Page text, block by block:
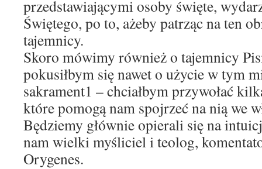
przedstawiającymi osoby święte,
Świętego, po to, ażeby patrząc na ten
tajemnicy.
Skoro mówimy również o tajemnicy
pokusiłbym się nawet o użycie w tym
sakrament1 – chciałbym przywołać
które pomogą nam spojrzeć na nią we
Będziemy głównie opierali się na
nam wielki myśliciel i teolog,
Orygenes.